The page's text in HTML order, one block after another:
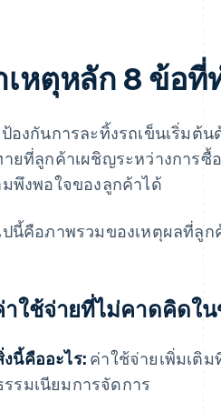
เหตุหลัก 8 ข้อที่
องกันการละทิ้งรถเข็นเริ่มต้
ยที่ลูกค้าเผชิญระหว่างการซื้
พึงพอใจของลูกค้าได้
นี้คือภาพรวมของเหตุผลที่ลูก
าใช้จ่ายที่ไม่คาดคิดใ
งนี้คืออะไร: ค่าใช้จ่ายเพิ่มเติ
รรมเนียมการจัดการ